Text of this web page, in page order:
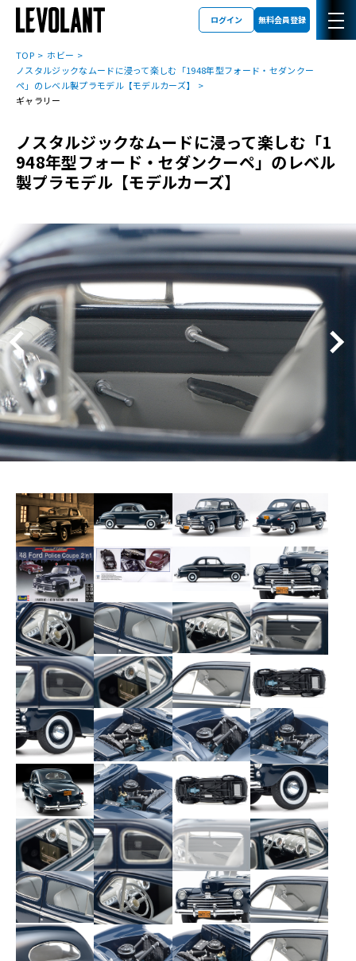
ログイン 無料会員登録
TOP
ホビー
ノスタルジックなムードに浸って楽しむ「1948年型フォード・セダンクー
ペ」のレベル製プラモデル【モデルカーズ】
ギャラリー
ノスタルジックなムードに浸って楽しむ「1
948年型フォード・セダンクーペ」のレベル
製プラモデル【モデルカーズ】